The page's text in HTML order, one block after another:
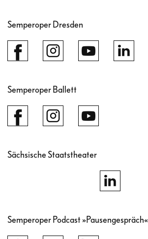
Semperoper Dresden
Semperoper Ballett
Sächsische Staatstheater
Semperoper Podcast »Pausengespräch«